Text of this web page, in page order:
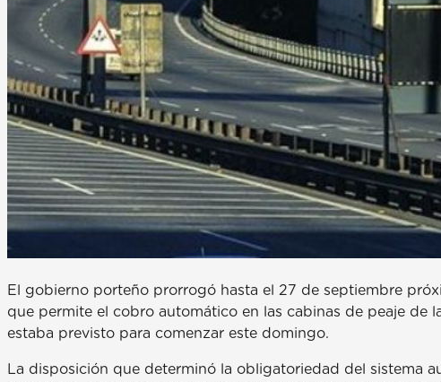
El gobierno porteño prorrogó hasta el 27 de septiembre
que permite el cobro automático en las cabinas de peaje de
estaba previsto para comenzar este domingo.
La disposición que determinó la obligatoriedad del sistema